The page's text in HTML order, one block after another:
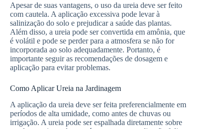
Apesar de suas vantagens, o uso da ureia deve ser feito
com cautela. A aplicação excessiva pode levar à
salinização do solo e prejudicar a saúde das plantas.
Além disso, a ureia pode ser convertida em amônia, que
é volátil e pode se perder para a atmosfera se não for
incorporada ao solo adequadamente. Portanto, é
importante seguir as recomendações de dosagem e
aplicação para evitar problemas.
Como Aplicar Ureia na Jardinagem
A aplicação da ureia deve ser feita preferencialmente em
períodos de alta umidade, como antes de chuvas ou
irrigação. A ureia pode ser espalhada diretamente sobre